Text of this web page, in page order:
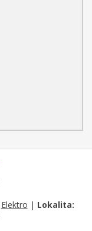
Elektro | Lokalita: